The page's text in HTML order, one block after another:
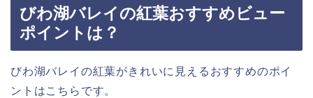
びわ湖バレイの紅葉おすすめビュー
ポイントは？
びわ湖バレイの紅葉がきれいに見えるおすすめのポイ
ントはこちらです。